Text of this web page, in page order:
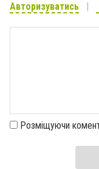
Авторизуватись
Розміщуючи